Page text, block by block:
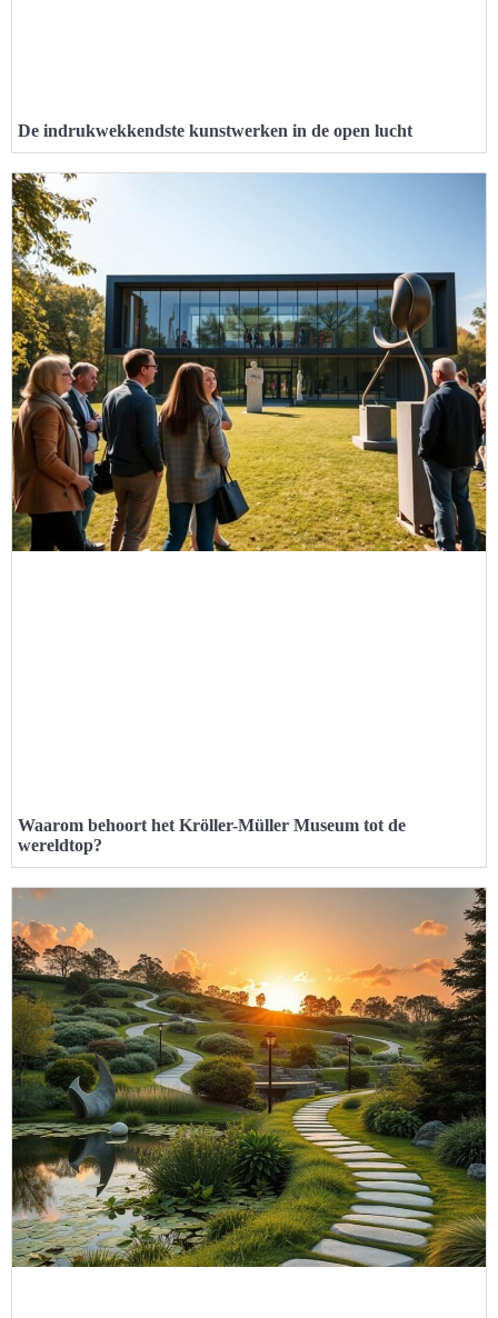
De indrukwekkendste kunstwerken in de open lucht
Waarom behoort het Kröller-Müller Museum tot de
wereldtop?